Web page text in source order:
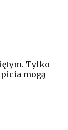
Tylko
mogą